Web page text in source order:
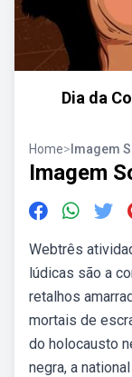
Dia da
Home> Imagem
Imagem
Webtrês
lúdicas são a
retalhos
mortais de
do holocausto
negra, a